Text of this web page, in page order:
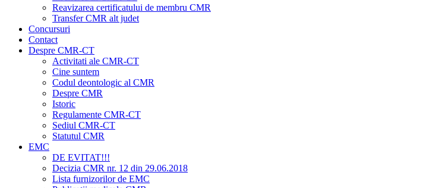
Reavizarea certificatului de membru CMR
Transfer CMR alt judet
Concursuri
Contact
Despre CMR-CT
Activitati ale CMR-CT
Cine suntem
Codul deontologic al CMR
Despre CMR
Istoric
Regulamente CMR-CT
Sediul CMR-CT
Statutul CMR
EMC
DE EVITAT!!!
Decizia CMR nr. 12 din 29.06.2018
Lista furnizorilor de EMC